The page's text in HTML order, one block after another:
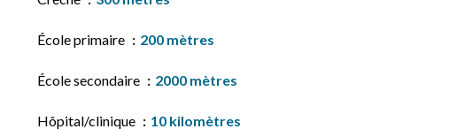
École primaire 200 mètres
École secondaire 2000 mètres
Hôpital/clinique 10 kilomètres